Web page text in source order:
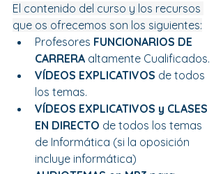
El contenido del curso y los recursos
que os ofrecemos son los siguientes:
Profesores FUNCIONARIOS DE
CARRERA altamente Cualificados.
VÍDEOS EXPLICATIVOS de todos
los temas.
VÍDEOS EXPLICATIVOS y CLASES
EN DIRECTO de todos los temas
de Informática (si la oposición
incluye informática)